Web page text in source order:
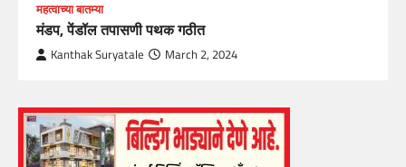
महत्वाच्या बातम्या
मंडप, पेंडॉल तपासणी पथक गठीत
Kanthak Suryatale March 2, 2024